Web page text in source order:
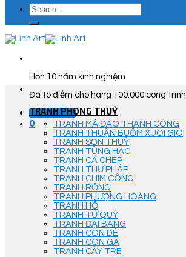
Search
for:
Hơn 10 năm kinh nghiệm
Đã tô điểm cho hàng 100.000 công trình
Góc Tư Vấn
0
TRANH PHONG THUỶ
TRANH MÃ ĐÁO THÀNH CÔNG
TRANH THUẬN BUỒM XUÔI GIÓ
TRANH SƠN THUỶ
TRANH TÙNG HẠC
TRANH CÁ CHÉP
TRANH THƯ PHÁP
TRANH CHIM CÔNG
TRANH RỒNG
TRANH PHƯỢNG HOÀNG
TRANH HỔ
TRANH TỨ QUÝ
TRANH ĐẠI BÀNG
TRANH CON DÊ
TRANH CON GÀ
TRANH CÂY TRE